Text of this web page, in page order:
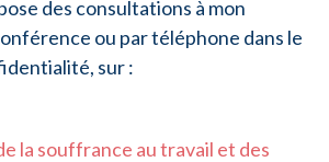
des consultations à mon
ou par téléphone dans le
sur :
la souffrance au travail et des